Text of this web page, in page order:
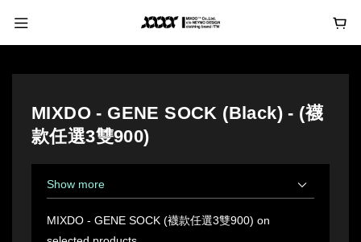
MIXDO - GENE SOCK (Black) - (襪
款任選3雙900)
MIXDO - GENE SOCK (襪款任選3雙900) on
Show more